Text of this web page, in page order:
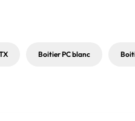
Boitier PC blanc